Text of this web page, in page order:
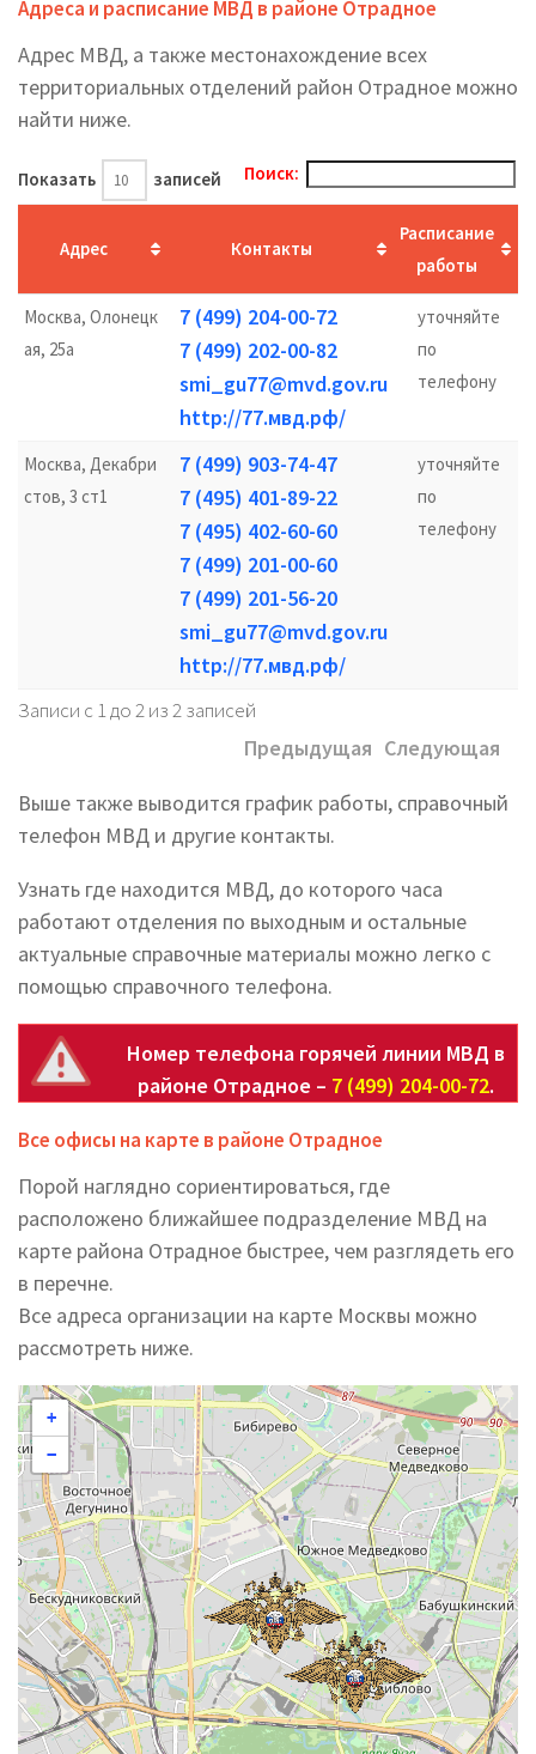
Адреса и расписание МВД в районе Отрадное
Адрес МВД, а также местонахождение всех
территориальных отделений район Отрадное можно
найти ниже.
Показать записей Поиск:
Адрес Контакты
Расписание
работы
Москва, Олонецк
ая, 25а
7 (499) 204-00-72
7 (499) 202-00-82
smi_gu77@mvd.gov.ru
http://77.мвд.рф/
уточняйте
по
телефону
Москва, Декабри
стов, 3 ст1
7 (499) 903-74-47
7 (495) 401-89-22
7 (495) 402-60-60
7 (499) 201-00-60
7 (499) 201-56-20
smi_gu77@mvd.gov.ru
http://77.мвд.рф/
уточняйте
по
телефону
Записи с 1 до 2 из 2 записей
Предыдущая Следующая
Выше также выводится график работы, справочный
телефон МВД и другие контакты.
Узнать где находится МВД, до которого часа
работают отделения по выходным и остальные
актуальные справочные материалы можно легко с
помощью справочного телефона.
Номер телефона горячей линии МВД в
районе Отрадное – 7 (499) 204-00-72.
Все офисы на карте в районе Отрадное
Порой наглядно сориентироваться, где
расположено ближайшее подразделение МВД на
карте района Отрадное быстрее, чем разглядеть его
в перечне.
Все адреса организации на карте Москвы можно
рассмотреть ниже.
+
−